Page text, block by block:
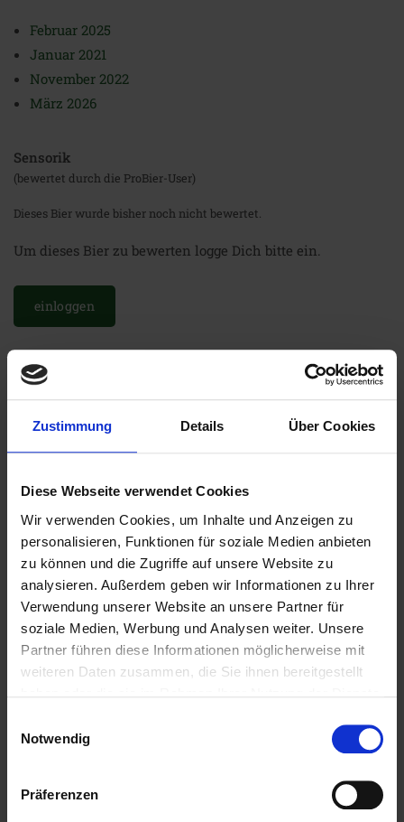
Zustimmung Details Über Cookies
Diese Webseite verwendet Cookies
Wir verwenden Cookies, um Inhalte und Anzeigen zu
personalisieren, Funktionen für soziale Medien anbieten
zu können und die Zugriffe auf unsere Website zu
analysieren. Außerdem geben wir Informationen zu Ihrer
Verwendung unserer Website an unsere Partner für
soziale Medien, Werbung und Analysen weiter. Unsere
Partner führen diese Informationen möglicherweise mit
weiteren Daten zusammen, die Sie ihnen bereitgestellt
Notwendig
Präferenzen
Februar 2025
Januar 2021
November 2022
März 2026
Sensorik
(bewertet durch die ProBier-User)
Dieses Bier wurde bisher noch nicht bewertet.
Um dieses Bier zu bewerten logge Dich bitte ein.
einloggen
Weitere Biere der Brauerei
Weitere Biere des Bierstils